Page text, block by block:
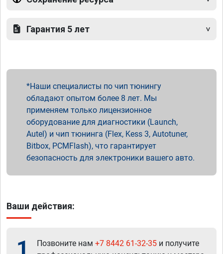
Гарантия 5 лет
Наши специалисты по чип тюнингу
обладают опытом более 8 лет. Мы
применяем только лицензионное
оборудование для диагностики (Launch,
Autel) и чип тюнинга (Flex, Kess 3, Autotuner,
Bitbox, PCMFlash), что гарантирует
безопасность для электроники вашего авто.
Ваши действия:
1 Позвоните нам +7 8442 61-32-35 и получите